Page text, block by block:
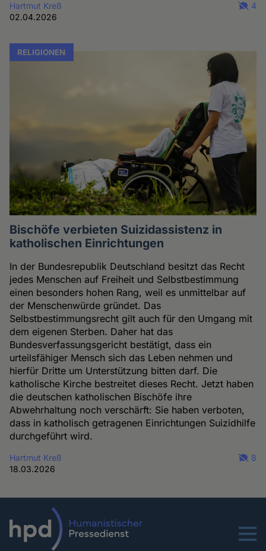
Hartmut Kreß
02.04.2026
4
RELIGIONEN
Bischöfe verbieten Suizidassistenz in
katholischen Einrichtungen
In der Bundesrepublik Deutschland besitzt das Recht
jedes Menschen auf Freiheit und Selbstbestimmung
einen besonders hohen Rang, weil es unmittelbar auf
der Menschenwürde gründet. Das
Selbstbestimmungsrecht gilt auch für den Umgang mit
dem eigenen Sterben. Daher hat das
Bundesverfassungsgericht bestätigt, dass ein
urteilsfähiger Mensch sich das Leben nehmen und
hierfür Dritte um Unterstützung bitten darf. Die
katholische Kirche bestreitet dieses Recht. Jetzt haben
die deutschen katholischen Bischöfe ihre
Abwehrhaltung noch verschärft: Sie haben verboten,
dass in katholisch getragenen Einrichtungen Suizidhilfe
durchgeführt wird.
Hartmut Kreß
18.03.2026
8
Menu